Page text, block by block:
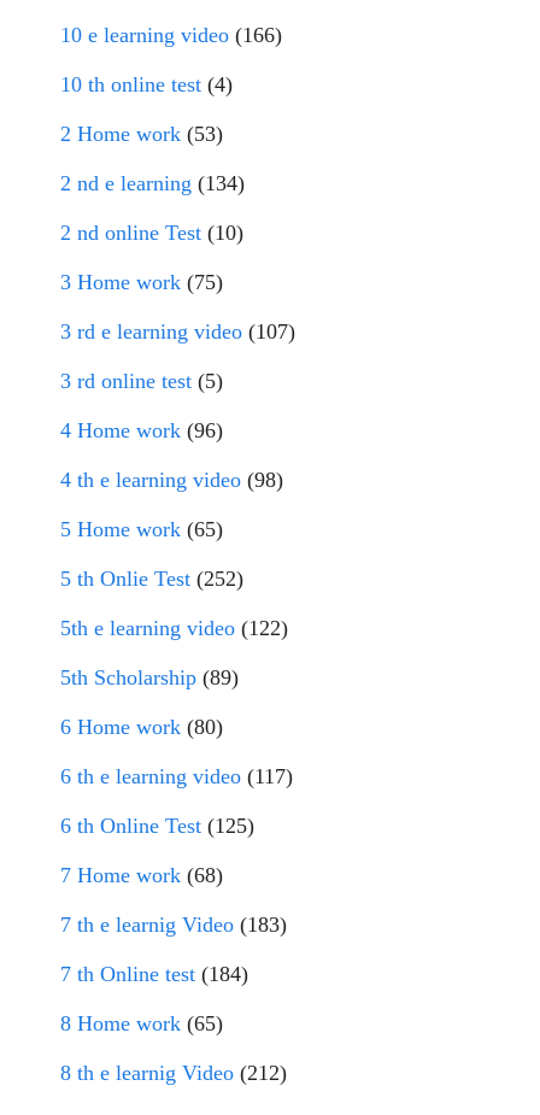
10 e learning video (166)
10 th online test (4)
2 Home work (53)
2 nd e learning (134)
2 nd online Test (10)
3 Home work (75)
3 rd e learning video (107)
3 rd online test (5)
4 Home work (96)
4 th e learning video (98)
5 Home work (65)
5 th Onlie Test (252)
5th e learning video (122)
5th Scholarship (89)
6 Home work (80)
6 th e learning video (117)
6 th Online Test (125)
7 Home work (68)
7 th e learnig Video (183)
7 th Online test (184)
8 Home work (65)
8 th e learnig Video (212)